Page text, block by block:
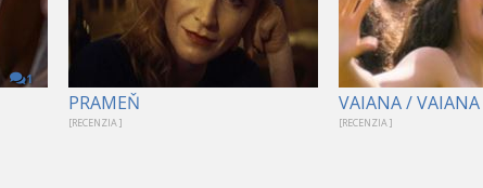
1
PRAMEŇ
[RECENZIA ]
VAIANA / VAIANA
[RECENZIA ]